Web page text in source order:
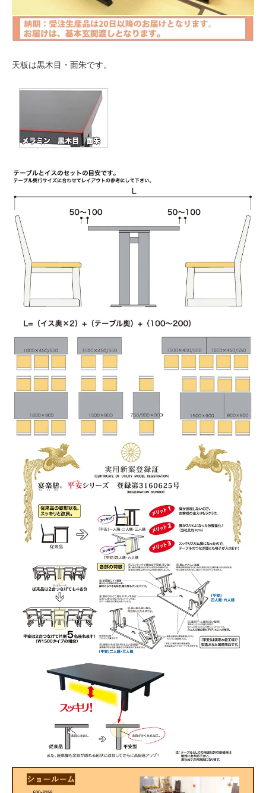
天板は黒木目・面朱です。